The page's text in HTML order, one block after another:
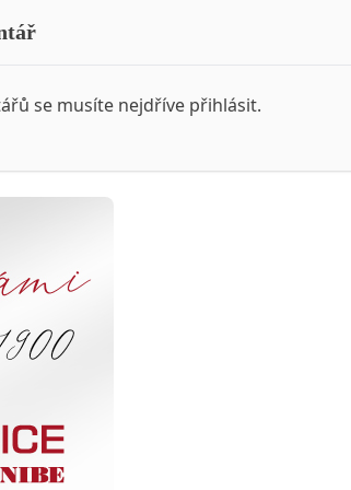
se musíte nejdříve přihlásit.